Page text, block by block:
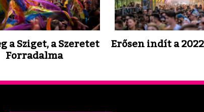
a Sziget, a Szeretet
Forradalma
Erősen indít a